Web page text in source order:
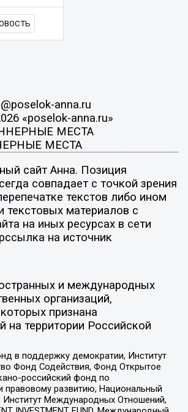
anna.ru
«poselok-anna.ru»
МЕСТА
МЕСТА
сайт Анна. Позиция
совпадает с точкой зрения
текстов либо ином
текстовых материалов с
на иных ресурсах в сети
на источник
и международных
организаций,
признана
на территории Российской
в поддержку демократии, Институт
Фонд Содействия, Фонд Открытое
российский фонд по
правовому развитию, Национальный
Международных Отношений,